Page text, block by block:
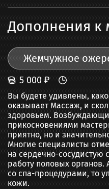
Дополнения к
Жемчужное
5 000 ₽
Вы будете удивлены,
оказывает Массаж, и
здоровьем.
прикосновениями
приятно, но и
Многие специалисты
на сердечно-сосудистую
работу половых органов.
со спа-процедурами, то
кожи.